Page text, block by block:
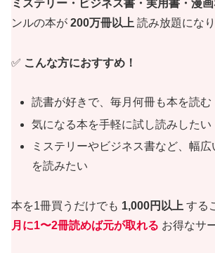
ミステリー・ビジネス書・実用書・漫
ンルの本が 200万冊以上 読み放題になり
✅ こんな方におすすめ！
読書が好きで、毎月何冊も本を読む
気になる本を手軽に試し読みしたい
ミステリーやビジネス書など、幅
を読みたい
本を1冊買うだけでも 1,000円以上 する
月に1〜2冊読めば元が取れる お得なサ